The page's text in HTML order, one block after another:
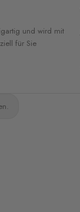
und wird mit
für Sie